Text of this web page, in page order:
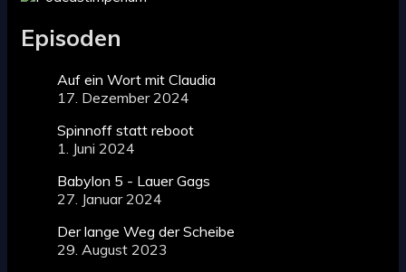
Episoden
Auf ein Wort mit Claudia
17. Dezember 2024
Spinnoff statt reboot
1. Juni 2024
Babylon 5 - Lauer Gags
27. Januar 2024
Der lange Weg der Scheibe
29. August 2023